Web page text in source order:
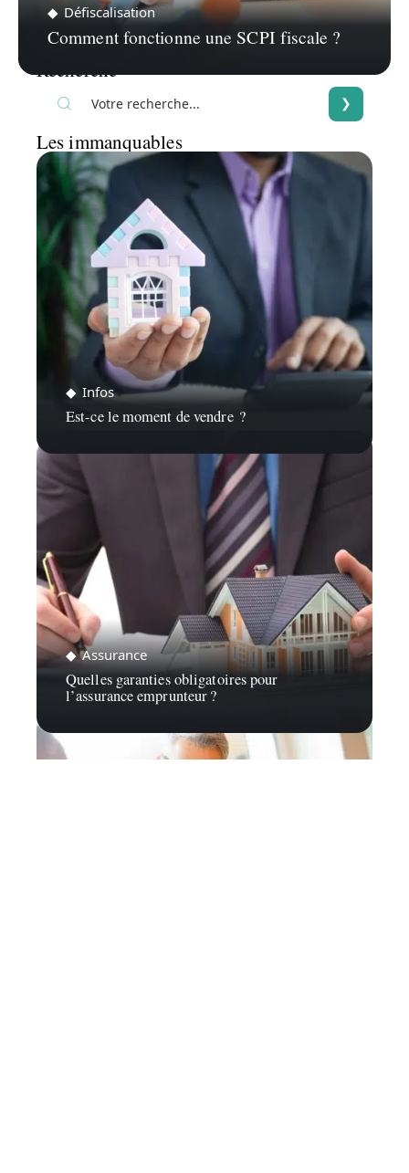
Défiscalisation
Comment fonctionne une SCPI fiscale ?
Recherche
Les immanquables
Infos
Est-ce le moment de vendre ?
Assurance
Quelles garanties obligatoires pour
l’assurance emprunteur ?